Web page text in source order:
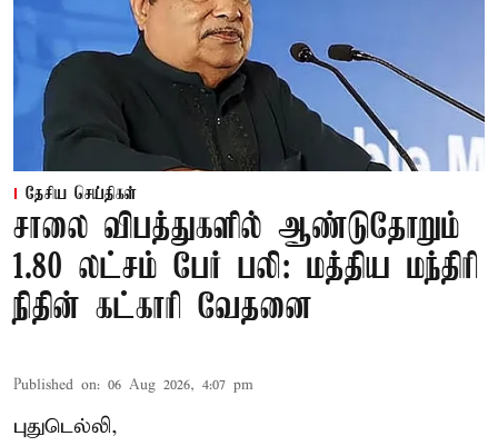
தேசிய செய்திகள்
சாலை விபத்துகளில் ஆண்டுதோறும்
1.80 லட்சம் பேர் பலி: மத்திய மந்திரி
நிதின் கட்காரி வேதனை
Published on: 06 Aug 2026, 4:07 pm
புதுடெல்லி,